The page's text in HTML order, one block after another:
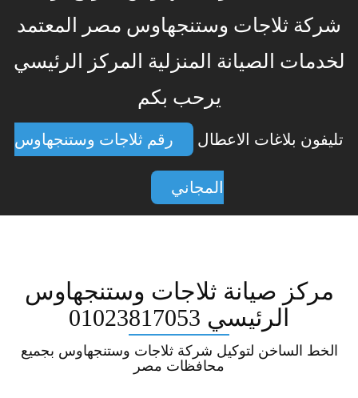
شركة ثلاجات وستنجهاوس مصر المعتمد
لخدمات الصيانة المنزلية المركز الرئيسي
يرحب بكم
تليفون بلاغات الاعطال رقم ثلاجات وستنجهاوس
المجاني
مركز صيانة ثلاجات وستنجهاوس
الرئيسي 01023817053
الخط الساخن لتوكيل شركة ثلاجات وستنجهاوس بجميع
محافظات مصر